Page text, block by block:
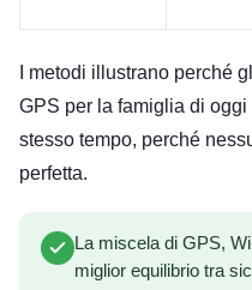
I metodi illustrano perché
GPS per la famiglia di
stesso tempo, perché
perfetta.
La miscela di GPS,
miglior equilibrio tra